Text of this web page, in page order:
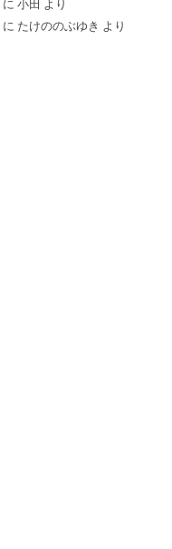
に 小田 より
に たけののぶゆき より